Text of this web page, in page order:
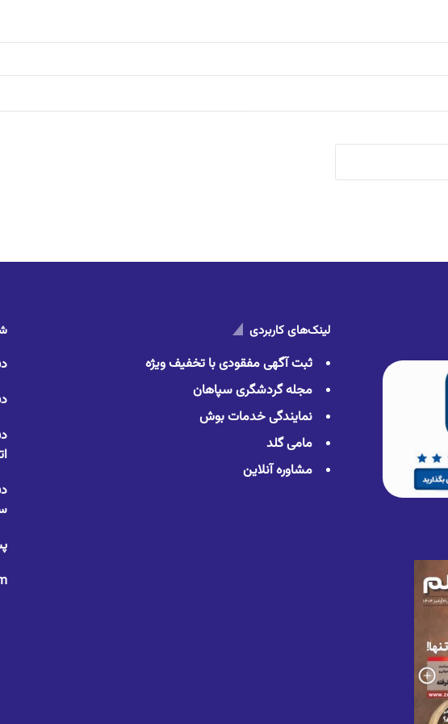
لینک‌های کاربردی
ثبت آگهی مفقودی با تخفیف ویژه
مجله گردشگری سپاهان
نمایندگی خدمات بوش
مامی گلد
مشاوره آنلاین